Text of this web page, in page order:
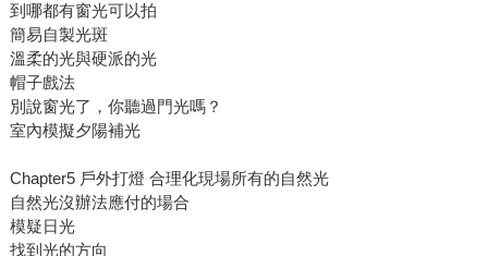
到哪都有窗光可以拍
簡易自製光斑
溫柔的光與硬派的光
帽子戲法
別說窗光了，你聽過門光嗎？
室內模擬夕陽補光
Chapter5 戶外打燈 合理化現場所有的自然光
自然光沒辦法應付的場合
模疑日光
找到光的方向